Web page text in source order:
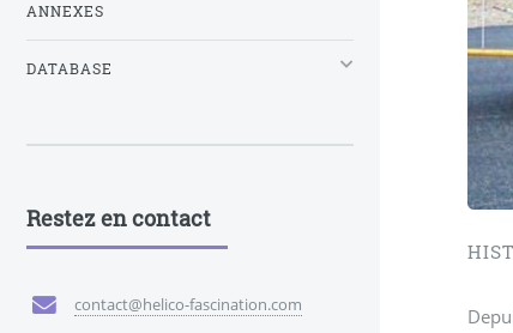
ANNEXES
DATABASE
Restez en contact
contact@helico-fascination.com